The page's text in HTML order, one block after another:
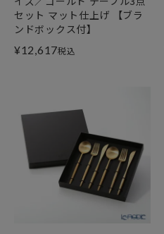
セット マット仕上げ 【ブラ
ンドボックス付】
¥12,617税込